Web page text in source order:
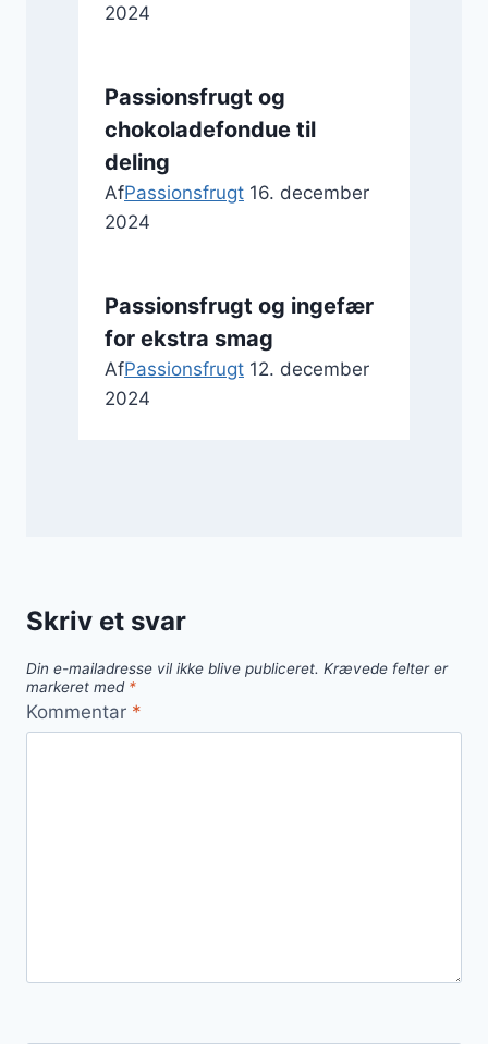
2024
Passionsfrugt og
chokoladefondue til
deling
AfPassionsfrugt 16. december
2024
Passionsfrugt og ingefær
for ekstra smag
AfPassionsfrugt 12. december
2024
Skriv et svar
Din e-mailadresse vil ikke blive publiceret. Krævede felter er
markeret med *
Kommentar *